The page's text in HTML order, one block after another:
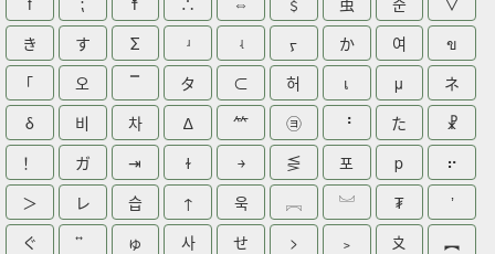
き
す Σ ʴ ʵ ᠶ か 여
ข
｢
오 タ ⊂ 허 เ μ
ネ
δ
비 차 ∆ ⺮ ㋵ ⠘ た
☧
！
ガ ⇥ ɫ ￫ ⋚ 포 p
⠖
＞
レ 습 ↑ 욱 ︗ ︘ ₮
ʼ
ぐ
ゅ 사 せ > ﹥ 〩
︻